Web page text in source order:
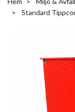
Standard